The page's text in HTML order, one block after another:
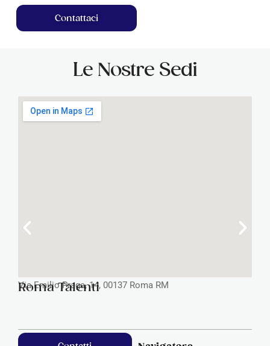
Contattaci
Le Nostre Sedi
Via Emilio Praga, 14, 00137 Roma RM
Roma Talenti